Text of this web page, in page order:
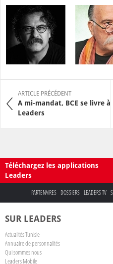
ARTICLE PRÉCÉDENT
A mi-mandat, BCE se livre à
Leaders
Téléchargez les applications
Leaders
PARTENAIRES DOSSIERS LEADERS TV
SUR LEADERS
Actualités Tunisie
Annuaire de personnalités
Qui sommes nous
Leaders Mobile